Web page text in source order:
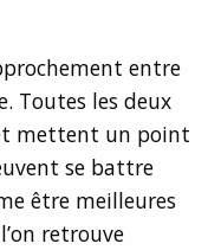
entre
Toutes les deux
mettent un point
se battre
être meilleures
retrouve